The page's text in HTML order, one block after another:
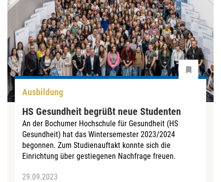
Ausbildung
HS Gesundheit begrüßt neue Studenten
An der Bochumer Hochschule für Gesundheit (HS
Gesundheit) hat das Wintersemester 2023/2024
begonnen. Zum Studienauftakt konnte sich die
Einrichtung über gestiegenen Nachfrage freuen.
29.09.2023